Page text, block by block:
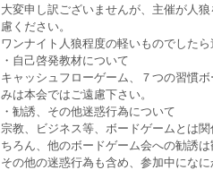
大変申し訳ございませんが、主催が人
慮ください。
ワンナイト人狼程度の軽いものでしたら
・自己啓発教材について
キャッシュフローゲーム、７つの習慣
みは本会ではご遠慮下さい。
・勧誘、その他迷惑行為について
宗教、ビジネス等、ボードゲームとは
ちろん、他のボードゲーム会への勧誘は
その他の迷惑行為も含め、参加中にな